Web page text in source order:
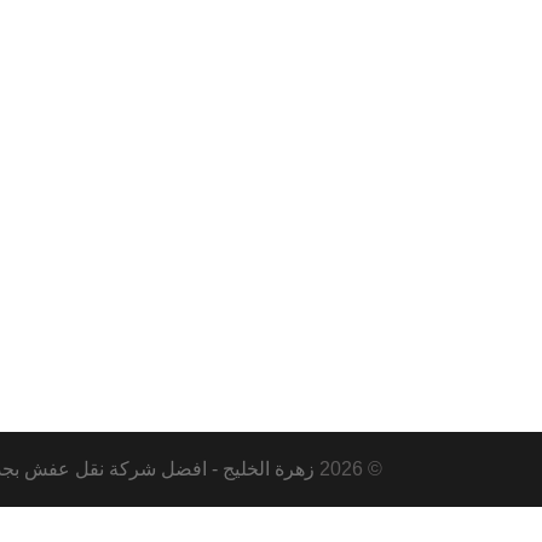
© 2026 زهرة الخليج - افضل شركة نقل عفش بجدة ومكة